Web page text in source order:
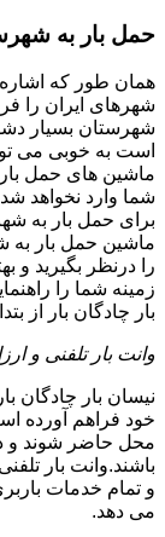
حمل بار به
همان طور که
شهرهای ایران را
شهرستان بسیار
است به خوبی می
ماشین های حمل
شما وارد نخواهد
برای حمل بار به
ماشین حمل بار به
را درنظر بگیرید و
زمینه شما را
بار چادگان بار از
وانت بار تلفنی و
نیسان بار چادگان
خود فراهم آورده
محل حاضر شوند و
باشند.وانت بار
و تمام خدمات
می دهد.